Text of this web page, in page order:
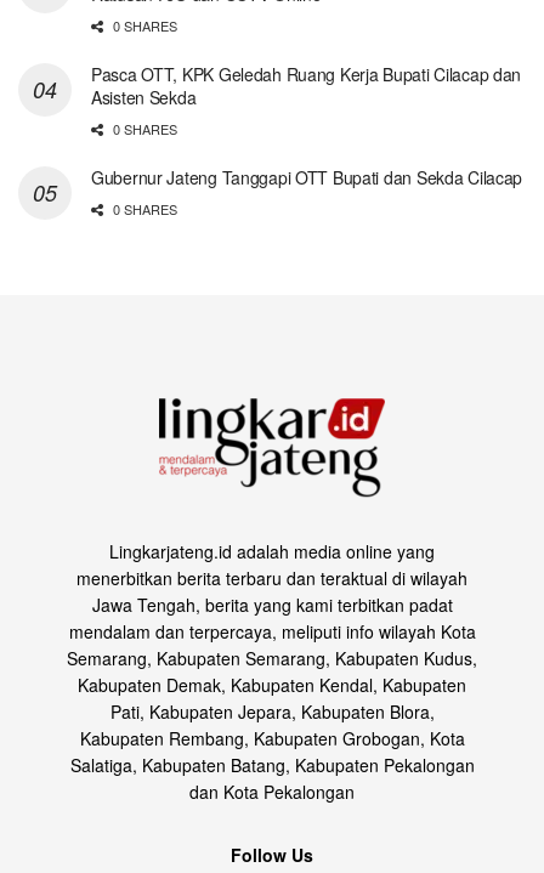
0 SHARES
Pasca OTT, KPK Geledah Ruang Kerja Bupati Cilacap dan
Asisten Sekda
0 SHARES
Gubernur Jateng Tanggapi OTT Bupati dan Sekda Cilacap
0 SHARES
Lingkarjateng.id adalah media online yang
menerbitkan berita terbaru dan teraktual di wilayah
Jawa Tengah, berita yang kami terbitkan padat
mendalam dan terpercaya, meliputi info wilayah Kota
Semarang, Kabupaten Semarang, Kabupaten Kudus,
Kabupaten Demak, Kabupaten Kendal, Kabupaten
Pati, Kabupaten Jepara, Kabupaten Blora,
Kabupaten Rembang, Kabupaten Grobogan, Kota
Salatiga, Kabupaten Batang, Kabupaten Pekalongan
dan Kota Pekalongan
Follow Us